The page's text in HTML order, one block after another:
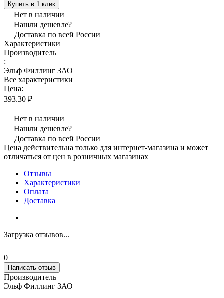
Купить в 1 клик
Нет в наличии
Нашли дешевле?
Доставка по всей России
Характеристики
Производитель
:
Эльф Филлинг ЗАО
Все характеристики
Цена:
393.30 ₽
Нет в наличии
Нашли дешевле?
Доставка по всей России
Цена действительна только для интернет-магазина и может
отличаться от цен в розничных магазинах
Отзывы
Характеристики
Оплата
Доставка
Загрузка отзывов...
0
Написать отзыв
Производитель
Эльф Филлинг ЗАО